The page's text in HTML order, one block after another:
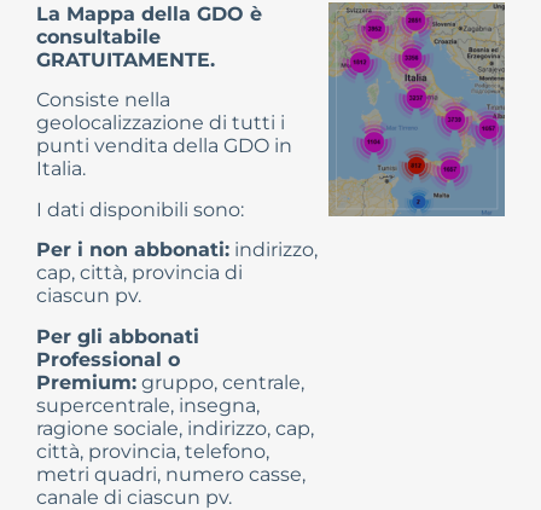
La Mappa della GDO è
consultabile
GRATUITAMENTE.
Consiste nella
geolocalizzazione di tutti i
punti vendita della GDO in
Italia.
I dati disponibili sono:
Per i non abbonati: indirizzo,
cap, città, provincia di
ciascun pv.
Per gli abbonati
Professional o
Premium: gruppo, centrale,
supercentrale, insegna,
ragione sociale, indirizzo, cap,
città, provincia, telefono,
metri quadri, numero casse,
canale di ciascun pv.